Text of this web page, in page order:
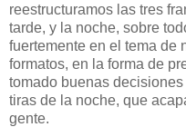
reestructuramos las tres
tarde, y la noche, sobre
fuertemente en el tema de
formatos, en la forma de
tomado buenas
tiras de la noche, que
gente.